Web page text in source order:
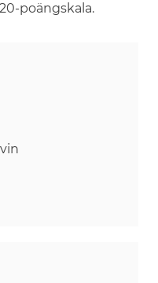
poängskala.